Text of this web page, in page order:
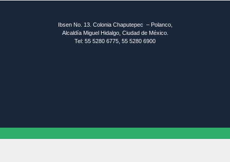
Ibsen No. 13. Colonia Chaputepec – Polanco,
Alcaldía Miguel Hidalgo, Ciudad de México.
Tel: 55 5280 6775, 55 5280 6900